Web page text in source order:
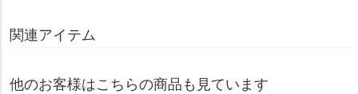
関連アイテム
他のお客様はこちらの商品も見ています